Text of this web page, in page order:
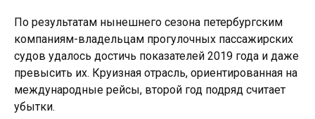
По результатам нынешнего сезона петербургским
компаниям-владельцам прогулочных пассажирских
судов удалось достичь показателей 2019 года и даже
превысить их. Круизная отрасль, ориентированная на
международные рейсы, второй год подряд считает
убытки.